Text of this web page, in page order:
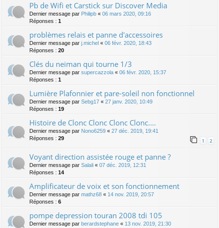
Pb de Wifi et Carstick sur Discover Media
Dernier message par Philipb « 06 mars 2020, 09:16
Réponses : 1
problèmes relais et panne d'accessoires
Dernier message par j.michel « 06 févr. 2020, 18:43
Réponses : 20
Clés du neiman qui tourne 1/3
Dernier message par supercazzola « 06 févr. 2020, 15:37
Réponses : 1
Lumière Plafonnier et pare-soleil non fonctionnel
Dernier message par Sebg17 « 27 janv. 2020, 10:49
Réponses : 19
Histoire de Clonc Clonc Clonc Clonc....
Dernier message par Nono6259 « 27 déc. 2019, 19:41
Réponses : 29 1 2
Voyant direction assistée rouge et panne ?
Dernier message par Salali « 07 déc. 2019, 12:31
Réponses : 14
Amplificateur de voix et son fonctionnement
Dernier message par mathz68 « 14 nov. 2019, 20:57
Réponses : 6
pompe depression touran 2008 tdi 105
Dernier message par berardstephane « 13 nov. 2019, 21:30